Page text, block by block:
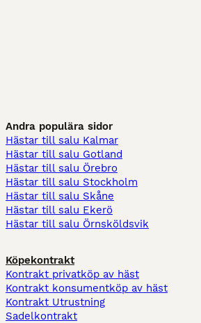
Andra populära sidor
Hästar till salu Kalmar
Hästar till salu Gotland
Hästar till salu Örebro
Hästar till salu Stockholm
Hästar till salu Skåne
Hästar till salu Ekerö
Hästar till salu Örnsköldsvik
Köpekontrakt
Kontrakt privatköp av häst
Kontrakt konsumentköp av häst
Kontrakt Utrustning
Sadelkontrakt